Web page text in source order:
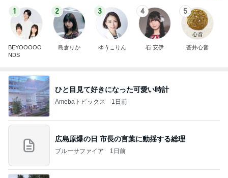
1
BEYOOOOO
NDS
2
島倉りか
3
ゆうこりん
4
石 安伊
5
蒼井心音
ひと目見て好きになった可愛い時計
Amebaトピックス 1日前
広島原爆の日 市長の言葉に動揺する総理
ブルーサファイア 1日前